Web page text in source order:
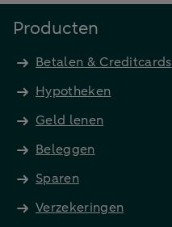
Producten
Betalen & Creditcards
Hypotheken
Geld lenen
Beleggen
Sparen
Verzekeringen